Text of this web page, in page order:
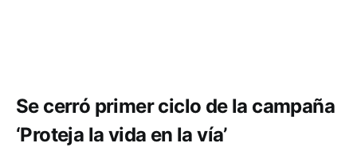
Se cerró primer ciclo de la campaña
‘Proteja la vida en la vía’